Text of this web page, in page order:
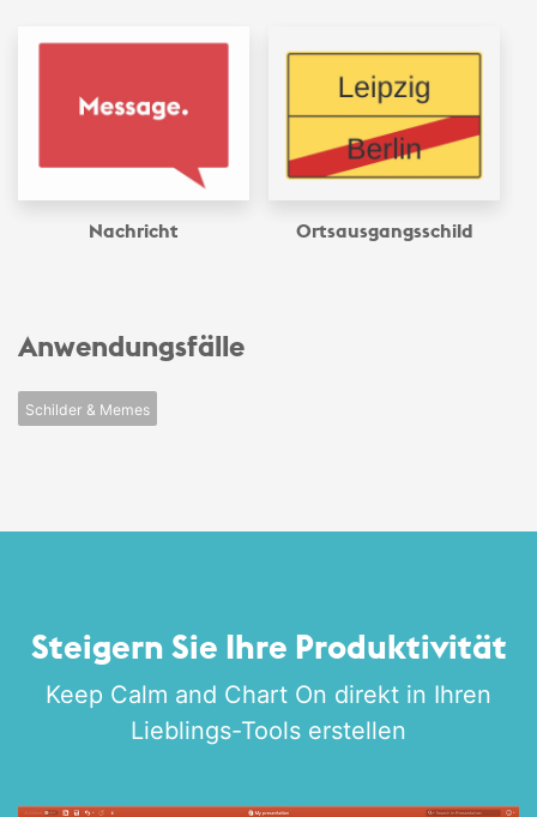
Nachricht Ortsausgangsschild
Anwendungsfälle
Schilder & Memes
Steigern Sie Ihre Produktivität
Keep Calm and Chart On direkt in Ihren
Lieblings-Tools erstellen